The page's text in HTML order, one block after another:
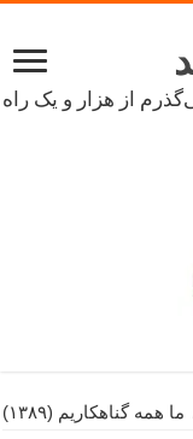
از هزار و یک راه
ما همه گناهکاریم (۱۳۸۹)